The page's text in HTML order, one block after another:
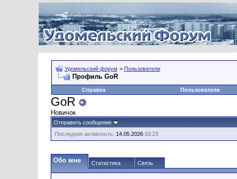
Удомельский форум > Пользователи
Профиль GoR
Справка
Пользователи
GoR
Новичок
Отправить сообщение
Последняя активность: 14.05.2026 10:23
Обо мне Статистика Связь